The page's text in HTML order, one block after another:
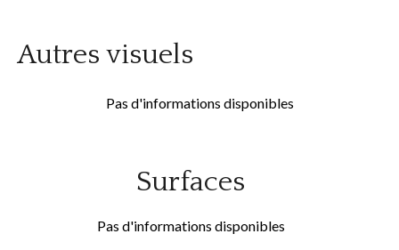
Autres visuels
Pas d'informations disponibles
Surfaces
Pas d'informations disponibles